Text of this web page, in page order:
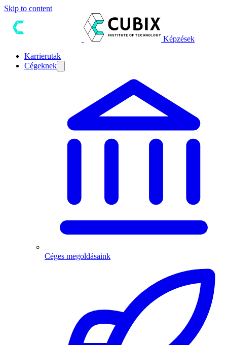
Skip to content
Képzések
Karrierutak
Cégeknek
Céges megoldásaink